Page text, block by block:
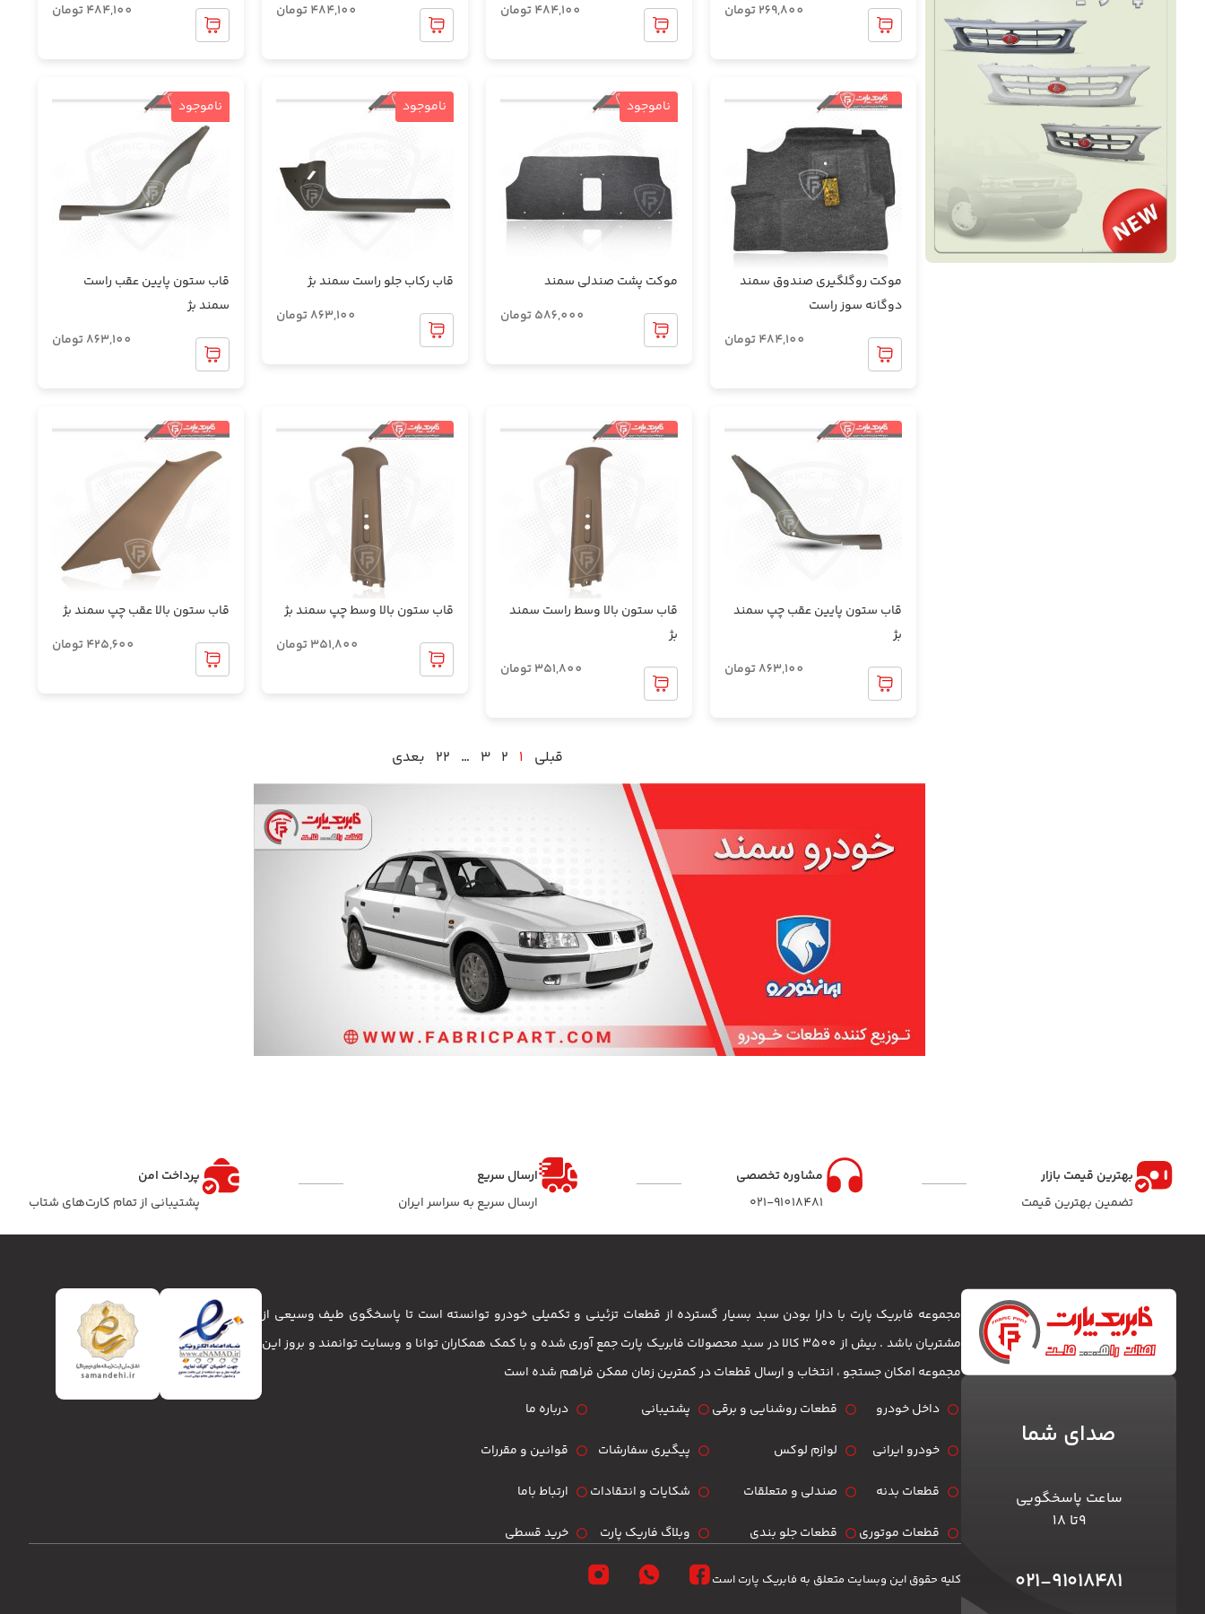
قاب ستون و رکاب
قطعات برقی و روشنایی خودرو
قطعات پلاستیکی داخل موتور
قطعات پلاستیکی روی بدنه
قطعات جلوبندی
269,800تومان
484,100تومان
484,100تومان
484,100تومان
موکت روگلگیری صندوق سمند
دوگانه سوز راست
484,100تومان
ناموجود
موکت پشت صندلی سمند
586,000تومان
ناموجود
قاب رکاب جلو راست سمند بژ
863,100تومان
ناموجود
قاب ستون پایین عقب راست
سمند بژ
863,100تومان
قاب ستون پایین عقب چپ سمند
بژ
863,100تومان
قاب ستون بالا وسط راست سمند
بژ
351,800تومان
قاب ستون بالا وسط چپ سمند بژ
351,800تومان
قاب ستون بالا عقب چپ سمند بژ
425,600تومان
قبلی 1
2
3
…
22 بعدی
بهترین قیمت بازار
تضمین بهترین قیمت
مشاوره تخصصی
۰۲۱-91018481
ارسال سریع
ارسال سریع به سراسر ایران
پرداخت امن
پشتیبانی از تمام کارت‌های شتاب
صدای شما
ساعت پاسخگویی
۹تا ۱۸
۰۲۱-۹۱۰۱۸۴۸۱
مجموعه فابریک پارت با دارا بودن سبد بسیار گسترده از قطعات تزئینی و تکمیلی خودرو توانسته است تا پاسخگوی طیف وسیعی از
مشتریان باشد . بیش از 3500 کالا در سبد محصولات فابریک پارت جمع آوری شده و با کمک همکاران توانا و وبسایت توانمند و بروز این
مجموعه امکان جستجو ، انتخاب و ارسال قطعات در کمترین زمان ممکن فراهم شده است
داخل خودرو
خودرو ایرانی
قطعات بدنه
قطعات موتوری
قطعات روشنایی و برقی
لوازم لوکس
صندلی و متعلقات
قطعات جلو بندی
پشتیبانی
پیگیری سفارشات
شکایات و انتقادات
وبلاگ فاریک پارت
درباره ما
قوانین و مقررات
ارتباط باما
خرید قسطی
کلیه حقوق این وبسایت متعلق به فابریک پارت است